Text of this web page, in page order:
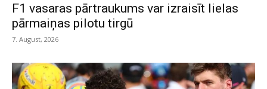
F1 vasaras pārtraukums var izraisīt lielas
pārmaiņas pilotu tirgū
7. August, 2026